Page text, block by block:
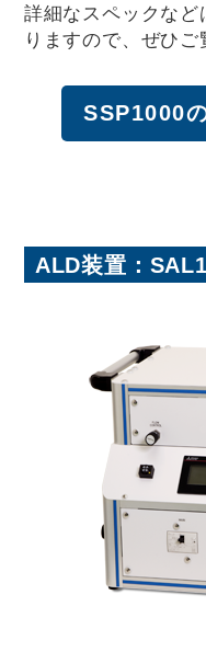
詳細なスペックな
りますので、ぜひご
SSP1000
ALD装置：